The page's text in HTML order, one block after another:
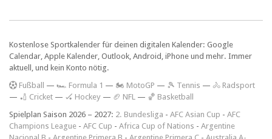
Kostenlose Sportkalender für deinen digitalen Kalender: Google
Calendar, Apple Kalender, Outlook, Android, iPhone und mehr. Immer
aktuell, und kein Konto nötig.
Fußball — 🏎️ Formula 1 — 🏍 MotoGP — 🎾 Tennis — 🚴 Radsport
— 🏏 Cricket — 🏑 Hockey — 🏈 NFL — 🏀 Basketball
Spielplan Saison 2026 – 2027: 2. Bundesliga - AFC Asian Cup - AFC
Champions League - AFC Cup - Africa Cup of Nations - Argentine